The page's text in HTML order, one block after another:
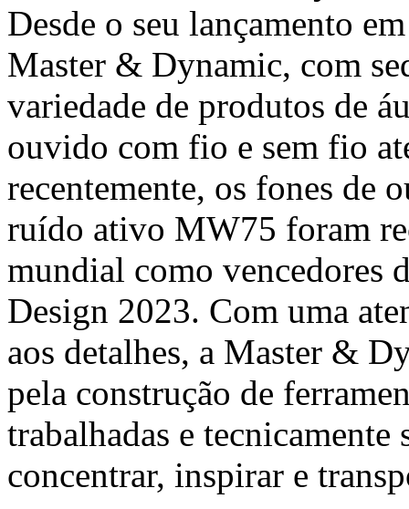
Desde o seu lançamento
Master & Dynamic, com
variedade de produtos de
ouvido com fio e sem fio
recentemente, os fones de
ruído ativo MW75 foram
mundial como vencedores
Design 2023. Com uma
aos detalhes, a Master &
pela construção de
trabalhadas e
concentrar, inspirar e